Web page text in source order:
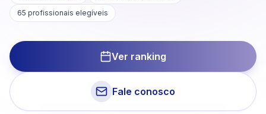
65 profissionais elegíveis
Ver ranking
Fale conosco